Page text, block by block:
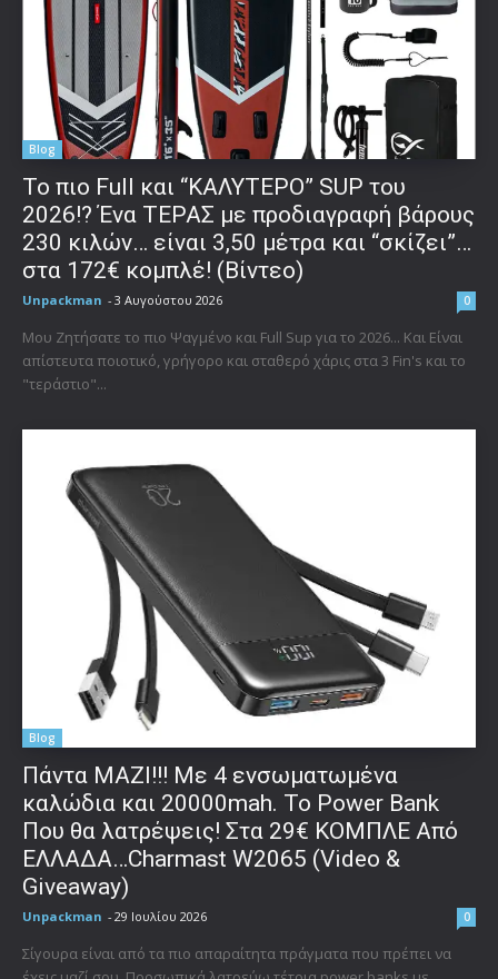
Blog
To πιο Full και “ΚΑΛΥΤΕΡΟ” SUP του
2026!? Ένα ΤΕΡΑΣ με προδιαγραφή βάρους
230 κιλών… είναι 3,50 μέτρα και “σκίζει”…
στα 172€ κομπλέ! (Βίντεο)
Unpackman - 3 Αυγούστου 2026 0
Μου Ζητήσατε το πιο Ψαγμένο και Full Sup για το 2026... Και Είναι
απίστευτα ποιοτικό, γρήγορο και σταθερό χάρις στα 3 Fin's και το
"τεράστιο"...
Blog
Πάντα ΜΑΖΙ!!! Με 4 ενσωματωμένα
καλώδια και 20000mah. Το Power Bank
Που θα λατρέψεις! Στα 29€ ΚΟΜΠΛΕ Από
ΕΛΛΑΔΑ…Charmast W2065 (Video &
Giveaway)
Unpackman - 29 Ιουλίου 2026 0
Σίγουρα είναι από τα πιο απαραίτητα πράγματα που πρέπει να